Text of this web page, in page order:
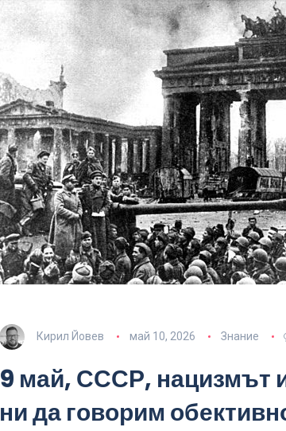
Кирил Йовев май 10, 2026 Знание
9 май, СССР, нацизмът
ни да говорим